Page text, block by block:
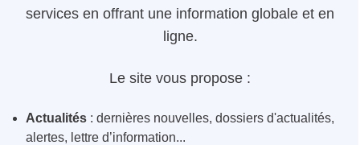
services en offrant une information globale et en
ligne.
Le site vous propose :
Actualités : dernières nouvelles, dossiers d'actualités,
alertes, lettre d’information...